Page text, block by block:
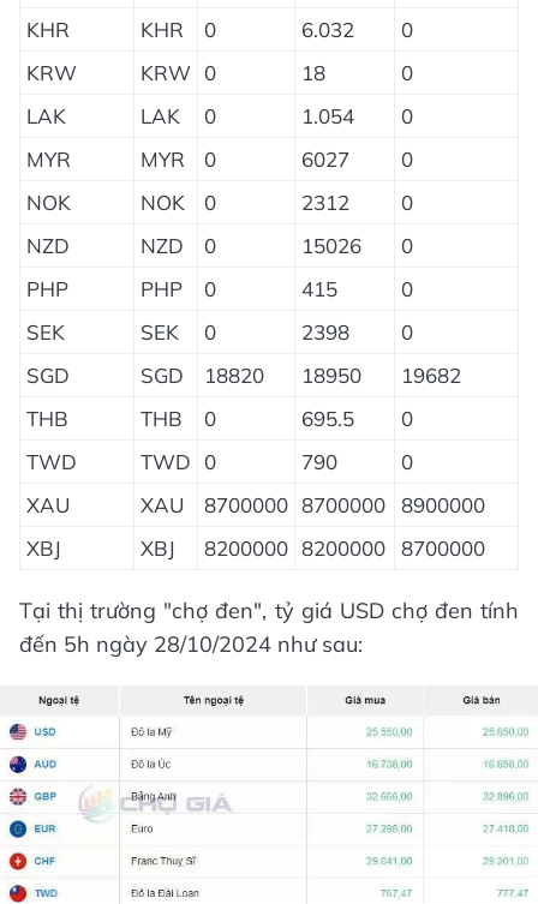
KHR
KHR 0 6.032
0
KRW
KRW 0 18
0
LAK
LAK 0 1.054
0
MYR
MYR 0 6027
0
NOK
NOK 0 2312
0
NZD
NZD 0 15026
0
PHP
PHP 0 415
0
SEK
SEK 0 2398
0
SGD
SGD 18820 18950
19682
THB
THB 0 695.5
0
TWD
TWD 0 790
0
XAU
XAU 8700000 8700000
8900000
XBJ
XBJ 8200000 8200000 8700000
Tại thị trường "chợ đen", tỷ giá USD chợ đen tính
đến 5h ngày 28/10/2024 như sau: